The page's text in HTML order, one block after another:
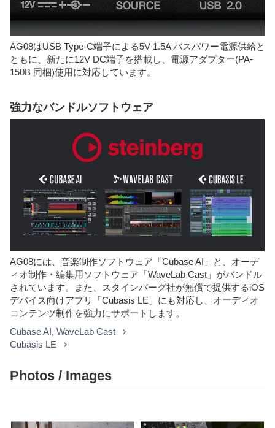
AG08はUSB Type-C端子による5V 1.5A バスパワー電源供給と
ともに、新たに12V DC端子を搭載し、電源アダプター(PA-
150B 同梱)使用に対応しています。
強力なバンドルソフトウェア
AG08には、音楽制作ソフトウェア「Cubase AI」と、オーデ
ィオ制作・編集用ソフトウェア「WaveLab Cast」がバンドル
されています。また、スタインバーグ社が無償で提供するiOS
デバイス向けアプリ「Cubasis LE」にも対応し、オーディオ
コンテンツ制作を強力にサポートします。
Cubase AI, WaveLab Cast
Cubasis LE
Photos / Images